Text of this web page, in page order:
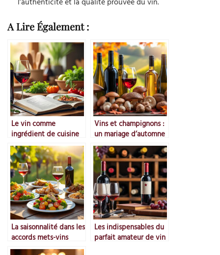
A Lire Également :
Le vin comme
ingrédient de cuisine
Vins et champignons :
un mariage d’automne
La saisonnalité dans les
accords mets-vins
Les indispensables du
parfait amateur de vin